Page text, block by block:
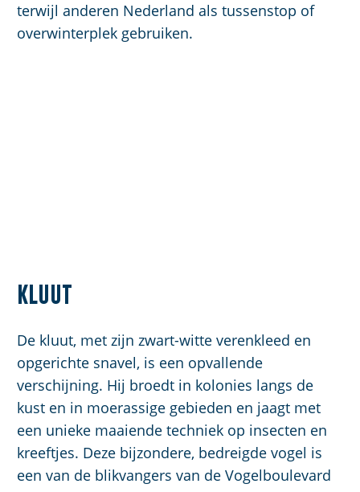
terwijl anderen Nederland als tussenstop of
overwinterplek gebruiken.
Kluut
De kluut, met zijn zwart-witte verenkleed en
opgerichte snavel, is een opvallende
verschijning. Hij broedt in kolonies langs de
kust en in moerassige gebieden en jaagt met
een unieke maaiende techniek op insecten en
kreeftjes. Deze bijzondere, bedreigde vogel is
een van de blikvangers van de Vogelboulevard